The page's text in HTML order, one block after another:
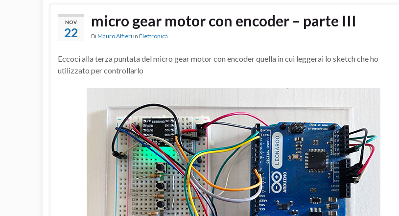
NOV
22
micro gear motor con encoder – parte III
DiMauro Alfieri in Elettronica
Eccoci alla terza puntata del micro gear motor con encoder quella in cui leggerai lo sketch che ho
utilizzato per controllarlo